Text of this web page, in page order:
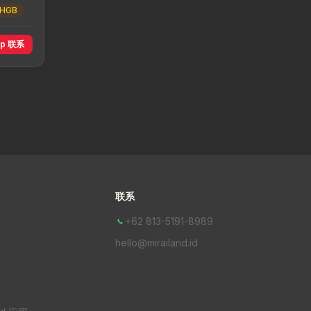
联系
联系
+62 813-5191-8989
hello@mirailand.id